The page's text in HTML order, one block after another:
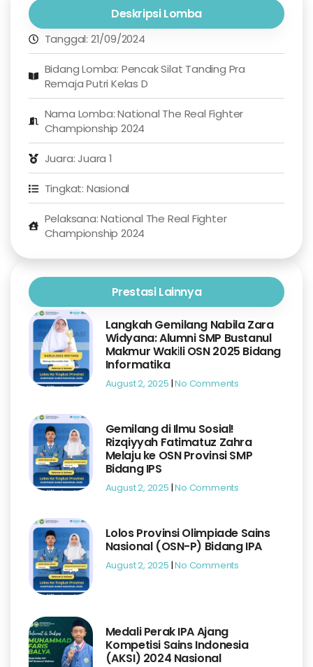
Deskripsi Lomba
Tanggal: 21/09/2024
Bidang Lomba: Pencak Silat Tanding Pra
Remaja Putri Kelas D
Nama Lomba: National The Real Fighter
Championship 2024
Juara: Juara 1
Tingkat: Nasional
Pelaksana: National The Real Fighter
Championship 2024
Prestasi Lainnya
Langkah Gemilang Nabila Zara
Widyana: Alumni SMP Bustanul
Makmur Wakili OSN 2025 Bidang
Informatika
August 2, 2025 No Comments
Gemilang di Ilmu Sosial!
Rizqiyyah Fatimatuz Zahra
Melaju ke OSN Provinsi SMP
Bidang IPS
August 2, 2025 No Comments
Lolos Provinsi Olimpiade Sains
Nasional (OSN-P) Bidang IPA
August 2, 2025 No Comments
Medali Perak IPA Ajang
Kompetisi Sains Indonesia
(AKSI) 2024 Nasional